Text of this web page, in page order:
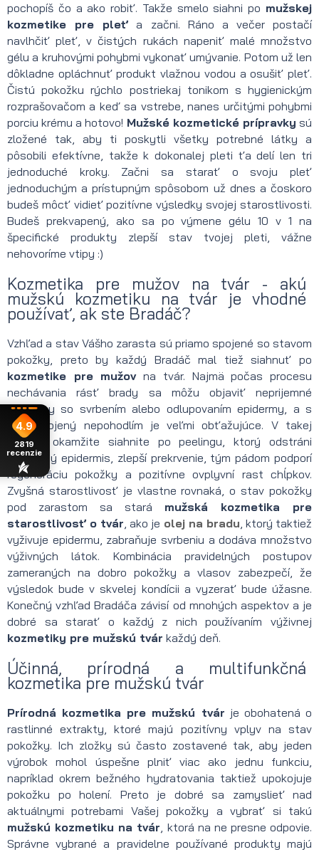
pochopíš čo a ako robiť. Takže smelo siahni po mužskej
kozmetike pre pleť a začni. Ráno a večer postačí
navlhčiť pleť, v čistých rukách napeniť malé množstvo
gélu a kruhovými pohybmi vykonať umývanie. Potom už len
dôkladne opláchnuť produkt vlažnou vodou a osušiť pleť.
Čistú pokožku rýchlo postriekaj tonikom s hygienickým
rozprašovačom a keď sa vstrebe, nanes určitými pohybmi
porciu krému a hotovo! Mužské kozmetické prípravky sú
zložené tak, aby ti poskytli všetky potrebné látky a
pôsobili efektívne, takže k dokonalej pleti ťa delí len tri
jednoduché kroky. Začni sa starať o svoju pleť
jednoduchým a prístupným spôsobom už dnes a čoskoro
budeš môcť vidieť pozitívne výsledky svojej starostlivosti.
Budeš prekvapený, ako sa po výmene gélu 10 v 1 na
špecifické produkty zlepší stav tvojej pleti, vážne
nehovoríme vtipy :)
Kozmetika pre mužov na tvár - akú
mužskú kozmetiku na tvár je vhodné
používať, ak ste Bradáč?
Vzhľad a stav Vášho zarasta sú priamo spojené so stavom
pokožky, preto by každý Bradáč mal tiež siahnuť po
kozmetike pre mužovna tvár. Najmä počas procesu
nechávania rásť brady sa môžu objaviť neprijemné
problémy so svrbením alebo odlupovaním epidermy, a s
tým spojený nepohodlím je veľmi obťažujúce. V takej
situácii okamžite siahnite po peelingu, ktorý odstráni
odumretý epidermis, zlepší prekrvenie, tým pádom podporí
regeneráciu pokožky a pozitívne ovplyvní rast chĺpkov.
Zvyšná starostlivosť je vlastne rovnaká, o stav pokožky
pod zarastom sa stará mužská kozmetika pre
starostlivosť o tvár, ako je olej na bradu, ktorý taktiež
vyživuje epidermu, zabraňuje svrbeniu a dodáva množstvo
výživných látok. Kombinácia pravidelných postupov
zameraných na dobro pokožky a vlasov zabezpečí, že
výsledok bude v skvelej kondícii a vyzerať bude úžasne.
Konečný vzhľad Bradáča závisí od mnohých aspektov a je
dobré sa starať o každý z nich používaním výživnej
kozmetiky pre mužskú tvár každý deň.
Účinná, prírodná a multifunkčná
kozmetika pre mužskú tvár
Prírodná kozmetika pre mužskú tvár je obohatená o
rastlinné extrakty, ktoré majú pozitívny vplyv na stav
pokožky. Ich zložky sú často zostavené tak, aby jeden
výrobok mohol úspešne plniť viac ako jednu funkciu,
napríklad okrem bežného hydratovania taktiež upokojuje
pokožku po holení. Preto je dobré sa zamyslieť nad
aktuálnymi potrebami Vašej pokožky a vybrať si takú
mužskú kozmetiku na tvár, ktorá na ne presne odpovie.
Správne vybrané a pravidelne používané produkty majú
4.9
2819
recenzie